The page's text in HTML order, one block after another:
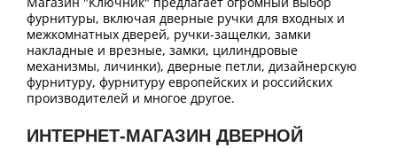
фурнитуры, включая дверные ручки для входных и
межкомнатных дверей, ручки-защелки, замки
накладные и врезные, замки, цилиндровые
механизмы, личинки), дверные петли, дизайнерскую
фурнитуру, фурнитуру европейских и российских
производителей и многое другое.
ИНТЕРНЕТ-МАГАЗИН ДВЕРНОЙ